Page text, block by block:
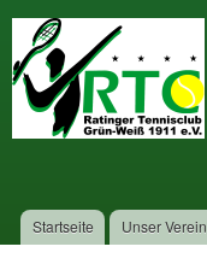
Hauptmenü
Startseite Unser Verein